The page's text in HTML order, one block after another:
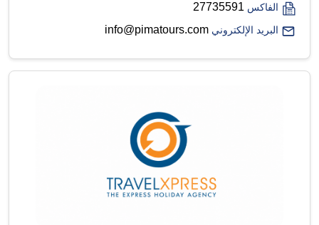
الفاكس 27735591
البريد الإلكتروني info@pimatours.com